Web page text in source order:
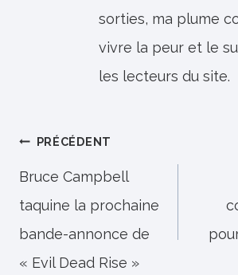
sorties, ma plume
vivre la peur et le
les lecteurs du site.
Navigation
de
l’article
PRÉCÉDENT
Bruce Campbell
taquine la prochaine
bande-annonce de
« Evil Dead Rise »